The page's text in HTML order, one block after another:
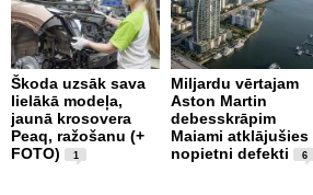
Škoda uzsāk sava
lielākā modeļa,
jaunā krosovera
Peaq, ražošanu (+
FOTO)
1
Miljardu vērtajam
Aston Martin
debesskrāpim
Maiami atklājušies
nopietni defekti
6